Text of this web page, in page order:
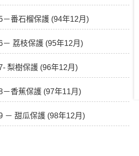
番石榴保護 (94年12月)
荔枝保護 (95年12月)
梨樹保護 (96年12月)
香蕉保護 (97年11月)
－ 甜瓜保護 (98年12月)